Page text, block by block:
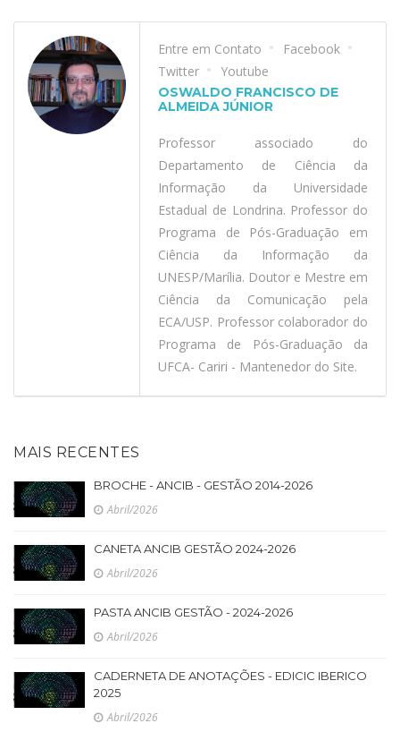
Entre em Contato
Facebook
Twitter
Youtube
OSWALDO FRANCISCO DE
ALMEIDA JÚNIOR
Professor associado do
Departamento de Ciência da
Informação da Universidade
Estadual de Londrina. Professor do
Programa de Pós-Graduação em
Ciência da Informação da
UNESP/Marília. Doutor e Mestre em
Ciência da Comunicação pela
ECA/USP. Professor colaborador do
Programa de Pós-Graduação da
UFCA- Cariri - Mantenedor do Site.
MAIS RECENTES
BROCHE - ANCIB - GESTÃO 2014-2026
Abril/2026
CANETA ANCIB GESTÃO 2024-2026
Abril/2026
PASTA ANCIB GESTÃO - 2024-2026
Abril/2026
CADERNETA DE ANOTAÇÕES - EDICIC IBERICO
2025
Abril/2026